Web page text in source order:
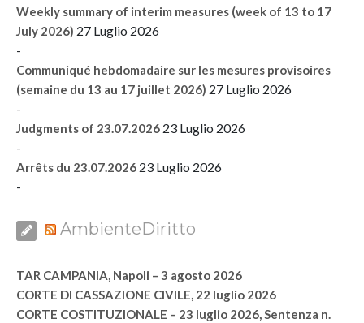
Weekly summary of interim measures (week of 13 to 17
July 2026) 27 Luglio 2026
-
Communiqué hebdomadaire sur les mesures provisoires
(semaine du 13 au 17 juillet 2026) 27 Luglio 2026
-
Judgments of 23.07.2026 23 Luglio 2026
-
Arrêts du 23.07.2026 23 Luglio 2026
-
AmbienteDiritto
TAR CAMPANIA, Napoli – 3 agosto 2026
CORTE DI CASSAZIONE CIVILE, 22 luglio 2026
CORTE COSTITUZIONALE – 23 luglio 2026, Sentenza n.